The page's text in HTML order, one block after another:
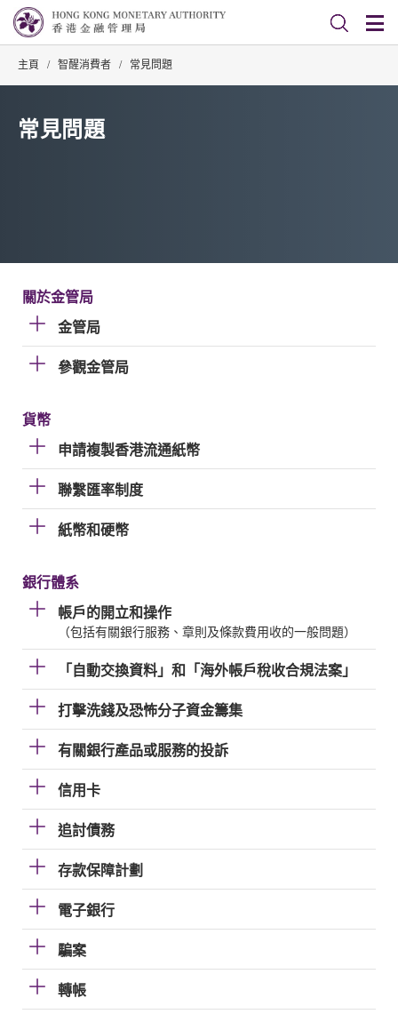
主頁 / 智醒消費者 / 常見問題
常見問題
關於金管局
金管局
參觀金管局
貨幣
申請複製香港流通紙幣
聯繫匯率制度
紙幣和硬幣
銀行體系
帳戶的開立和操作
（包括有關銀行服務、章則及條款費用收的一般問題）
「自動交換資料」和「海外帳戶稅收合規法案」
打擊洗錢及恐怖分子資金籌集
有關銀行產品或服務的投訴
信用卡
追討債務
存款保障計劃
電子銀行
騙案
轉帳